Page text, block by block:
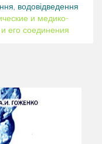
водовідведення
и медико-
его соединения